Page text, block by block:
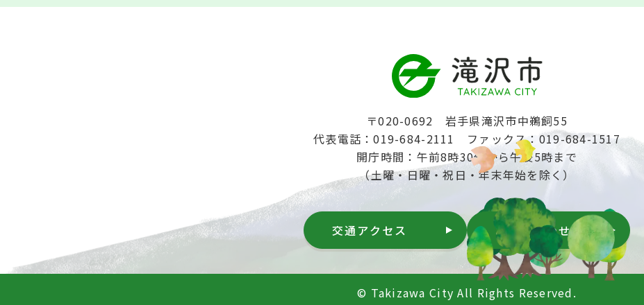
〒020-0692 岩手県滝沢市中鵜飼55
代表電話：019-684-2111 ファックス：019-684-1517
開庁時間：午前8時30分から午後5時まで
（土曜・日曜・祝日・年末年始を除く）
交通アクセス お問い合わせ
© Takizawa City All Rights Reserved.